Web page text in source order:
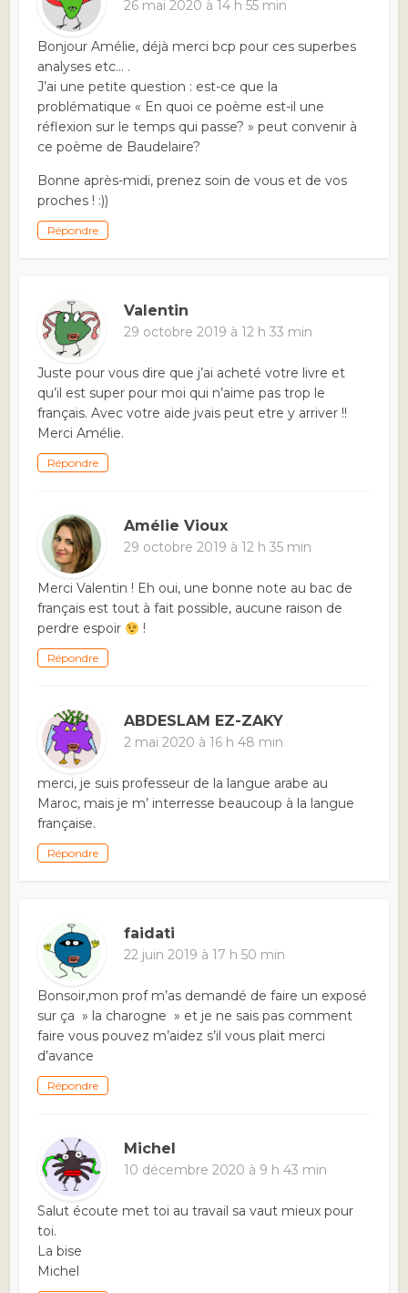
26 mai 2020 à 14 h 55 min
Bonjour Amélie, déjà merci bcp pour ces superbes
analyses etc… .
J’ai une petite question : est-ce que la
problématique « En quoi ce poème est-il une
réflexion sur le temps qui passe? » peut convenir à
ce poème de Baudelaire?
Bonne après-midi, prenez soin de vous et de vos
proches ! :))
Répondre
Valentin
29 octobre 2019 à 12 h 33 min
Juste pour vous dire que j’ai acheté votre livre et
qu’il est super pour moi qui n’aime pas trop le
français. Avec votre aide jvais peut etre y arriver !!
Merci Amélie.
Répondre
Amélie Vioux
29 octobre 2019 à 12 h 35 min
Merci Valentin ! Eh oui, une bonne note au bac de
français est tout à fait possible, aucune raison de
perdre espoir
!
Répondre
ABDESLAM EZ-ZAKY
2 mai 2020 à 16 h 48 min
merci, je suis professeur de la langue arabe au
Maroc, mais je m’ interresse beaucoup à la langue
française.
Répondre
faidati
22 juin 2019 à 17 h 50 min
Bonsoir,mon prof m’as demandé de faire un exposé
sur ça » la charogne » et je ne sais pas comment
faire vous pouvez m’aidez s’il vous plait merci
d’avance
Répondre
Michel
10 décembre 2020 à 9 h 43 min
Salut écoute met toi au travail sa vaut mieux pour
toi.
La bise
Michel